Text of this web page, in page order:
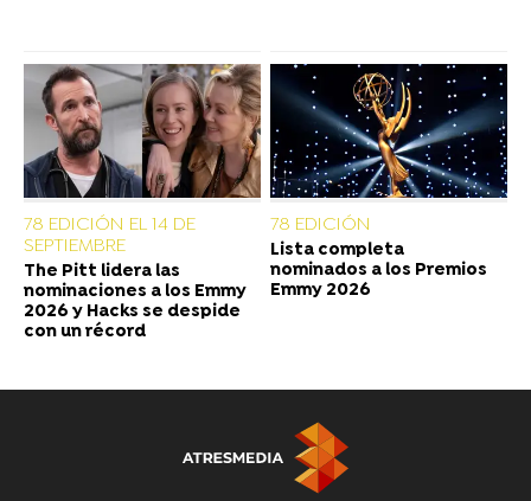
78 EDICIÓN EL 14 DE
SEPTIEMBRE
The Pitt lidera las
nominaciones a los Emmy
2026 y Hacks se despide
con un récord
78 EDICIÓN
Lista completa
nominados a los Premios
Emmy 2026